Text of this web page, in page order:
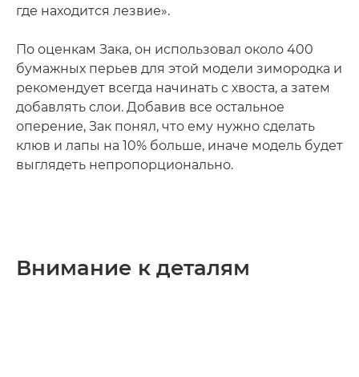
где находится лезвие».
По оценкам Зака, он использовал около 400
бумажных перьев для этой модели зимородка и
рекомендует всегда начинать с хвоста, а затем
добавлять слои. Добавив все остальное
оперение, Зак понял, что ему нужно сделать
клюв и лапы на 10% больше, иначе модель будет
выглядеть непропорционально.
Внимание к деталям